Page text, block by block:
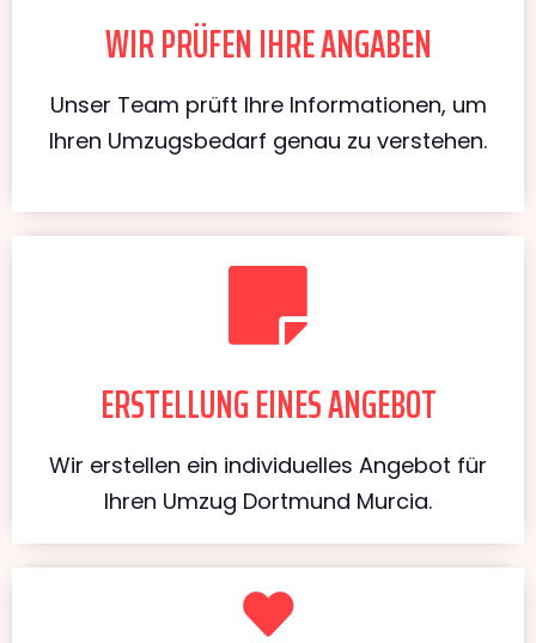
WIR PRÜFEN IHRE ANGABEN
Unser Team prüft Ihre Informationen, um
Ihren Umzugsbedarf genau zu verstehen.
ERSTELLUNG EINES ANGEBOT
Wir erstellen ein individuelles Angebot für
Ihren Umzug Dortmund Murcia.